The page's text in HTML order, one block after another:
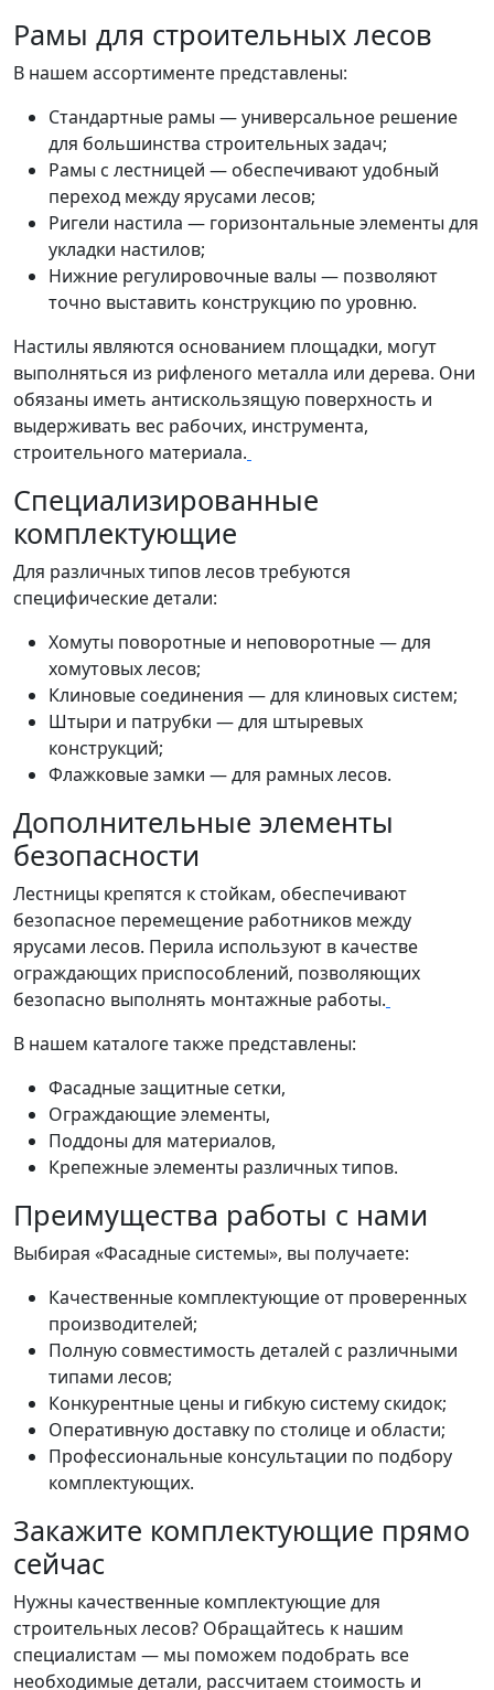
Рамы для строительных лесов
В нашем ассортименте представлены:
Стандартные рамы — универсальное решение
для большинства строительных задач;
Рамы с лестницей — обеспечивают удобный
переход между ярусами лесов;
Ригели настила — горизонтальные элементы для
укладки настилов;
Нижние регулировочные валы — позволяют
точно выставить конструкцию по уровню.
Настилы являются основанием площадки, могут
выполняться из рифленого металла или дерева. Они
обязаны иметь антискользящую поверхность и
выдерживать вес рабочих, инструмента,
строительного материала.
Специализированные
комплектующие
Для различных типов лесов требуются
специфические детали:
Хомуты поворотные и неповоротные — для
хомутовых лесов;
Клиновые соединения — для клиновых систем;
Штыри и патрубки — для штыревых
конструкций;
Флажковые замки — для рамных лесов.
Дополнительные элементы
безопасности
Лестницы крепятся к стойкам, обеспечивают
безопасное перемещение работников между
ярусами лесов. Перила используют в качестве
ограждающих приспособлений, позволяющих
безопасно выполнять монтажные работы.
В нашем каталоге также представлены:
Фасадные защитные сетки,
Ограждающие элементы,
Поддоны для материалов,
Крепежные элементы различных типов.
Преимущества работы с нами
Выбирая «Фасадные системы», вы получаете:
Качественные комплектующие от проверенных
производителей;
Полную совместимость деталей с различными
типами лесов;
Конкурентные цены и гибкую систему скидок;
Оперативную доставку по столице и области;
Профессиональные консультации по подбору
комплектующих.
Закажите комплектующие прямо
сейчас
Нужны качественные комплектующие для
строительных лесов? Обращайтесь к нашим
специалистам — мы поможем подобрать все
необходимые детали, рассчитаем стоимость и